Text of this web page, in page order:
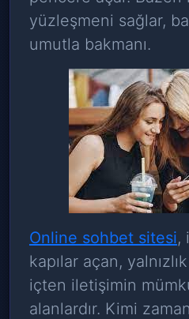
yüzleşmeni sağlar,
umutla bakmanı.
Online sohbet sitesi,
kapılar açan,
içten iletişimin
alanlardır. Kimi